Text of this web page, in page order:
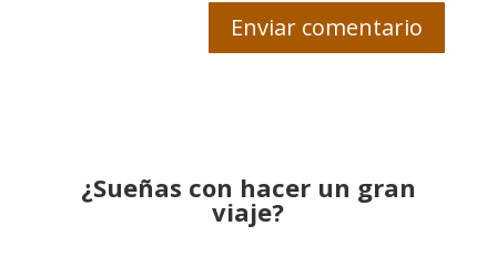
¿Sueñas con hacer un gran
viaje?